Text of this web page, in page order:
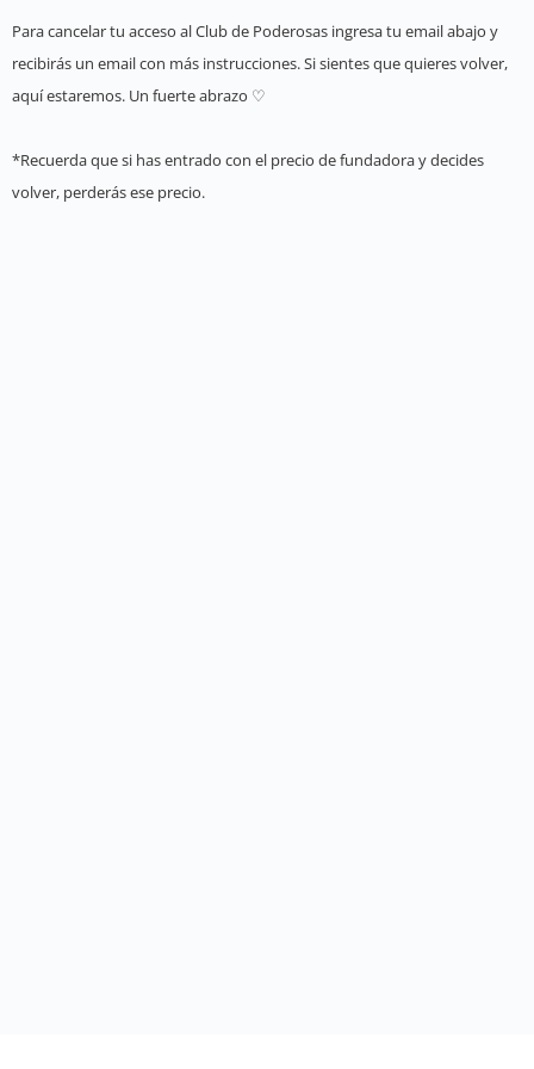
Para cancelar tu acceso al Club de Poderosas ingresa tu email abajo y
recibirás un email con más instrucciones. Si sientes que quieres volver,
aquí estaremos. Un fuerte abrazo ♡
*Recuerda que si has entrado con el precio de fundadora y decides
volver, perderás ese precio.